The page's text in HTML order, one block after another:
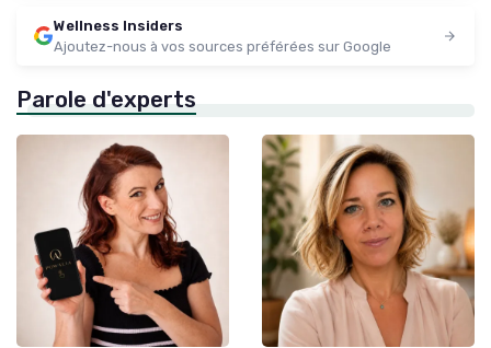
Wellness Insiders
Ajoutez-nous à vos sources préférées sur Google
Parole d'experts